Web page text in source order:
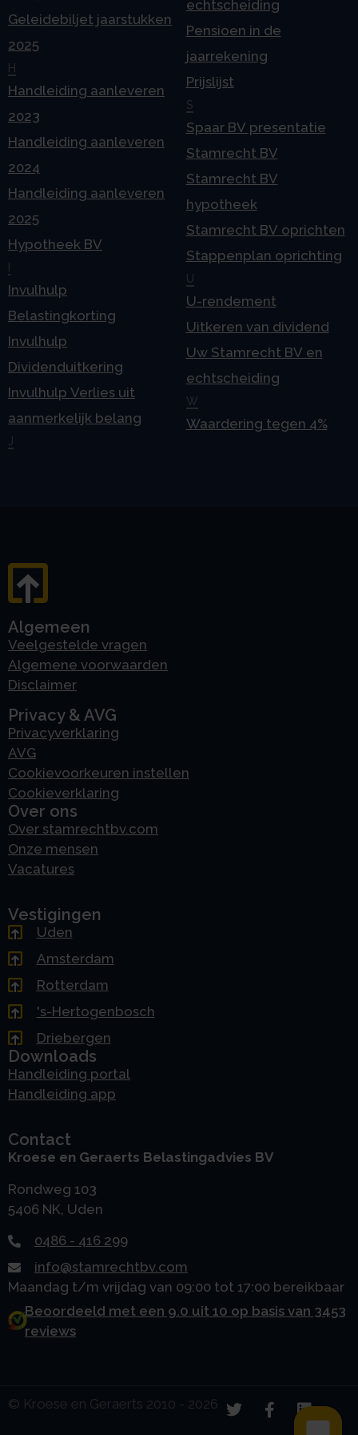
Geleidebiljet jaarstukken
2025
H
Handleiding aanleveren
2023
Handleiding aanleveren
2024
Handleiding aanleveren
2025
Hypotheek BV
Invulhulp
Belastingkorting
Invulhulp
Dividenduitkering
Invulhulp Verlies uit
aanmerkelijk belang
echtscheiding
Pensioen in de
jaarrekening
Prijslijst
S
Spaar BV presentatie
Stamrecht BV
Stamrecht BV
hypotheek
Stamrecht BV oprichten
Stappenplan oprichting
U
U-rendement
Uitkeren van dividend
Uw Stamrecht BV en
echtscheiding
W
Waardering tegen 4%
Algemeen
Veelgestelde vragen
Algemene voorwaarden
Disclaimer
Privacy & AVG
Privacyverklaring
AVG
Cookievoorkeuren instellen
Cookieverklaring
Over ons
Over stamrechtbv.com
Onze mensen
Vacatures
Vestigingen
Uden
Amsterdam
Rotterdam
's-Hertogenbosch
Driebergen
Downloads
Handleiding portal
Handleiding app
Contact
Kroese en Geraerts Belastingadvies BV
Rondweg 103
5406 NK, Uden
0486 - 416 299
info@stamrechtbv.com
Maandag t/m vrijdag van 09:00 tot 17:00 bereikbaar
Beoordeeld met een 9.0 uit 10 op basis van 3453
reviews
© Kroese en Geraerts 2010 - 2026